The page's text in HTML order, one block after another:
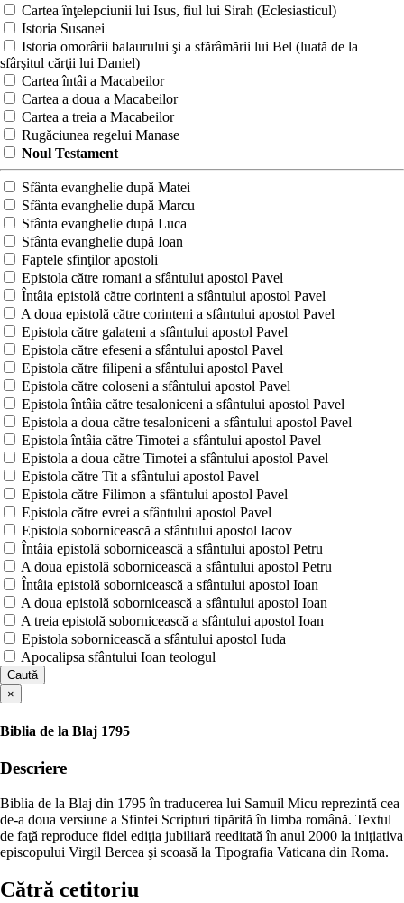
Cartea înţelepciunii lui Isus, fiul lui Sirah (Eclesiasticul)
Istoria Susanei
Istoria omorârii balaurului şi a sfărâmării lui Bel (luată de la
sfârşitul cărţii lui Daniel)
Cartea întâi a Macabeilor
Cartea a doua a Macabeilor
Cartea a treia a Macabeilor
Rugăciunea regelui Manase
Noul Testament
Sfânta evanghelie după Matei
Sfânta evanghelie după Marcu
Sfânta evanghelie după Luca
Sfânta evanghelie după Ioan
Faptele sfinţilor apostoli
Epistola către romani a sfântului apostol Pavel
Întâia epistolă către corinteni a sfântului apostol Pavel
A doua epistolă către corinteni a sfântului apostol Pavel
Epistola către galateni a sfântului apostol Pavel
Epistola către efeseni a sfântului apostol Pavel
Epistola către filipeni a sfântului apostol Pavel
Epistola către coloseni a sfântului apostol Pavel
Epistola întâia către tesaloniceni a sfântului apostol Pavel
Epistola a doua către tesaloniceni a sfântului apostol Pavel
Epistola întâia către Timotei a sfântului apostol Pavel
Epistola a doua către Timotei a sfântului apostol Pavel
Epistola către Tit a sfântului apostol Pavel
Epistola către Filimon a sfântului apostol Pavel
Epistola către evrei a sfântului apostol Pavel
Epistola sobornicească a sfântului apostol Iacov
Întâia epistolă sobornicească a sfântului apostol Petru
A doua epistolă sobornicească a sfântului apostol Petru
Întâia epistolă sobornicească a sfântului apostol Ioan
A doua epistolă sobornicească a sfântului apostol Ioan
A treia epistolă sobornicească a sfântului apostol Ioan
Epistola sobornicească a sfântului apostol Iuda
Apocalipsa sfântului Ioan teologul
Caută
×
Biblia de la Blaj 1795
Descriere
Biblia de la Blaj din 1795 în traducerea lui Samuil Micu reprezintă cea
de-a doua versiune a Sfintei Scripturi tipărită în limba română. Textul
de faţă reproduce fidel ediţia jubiliară reeditată în anul 2000 la iniţiativa
episcopului Virgil Bercea şi scoasă la Tipografia Vaticana din Roma.
Cătră cetitoriu